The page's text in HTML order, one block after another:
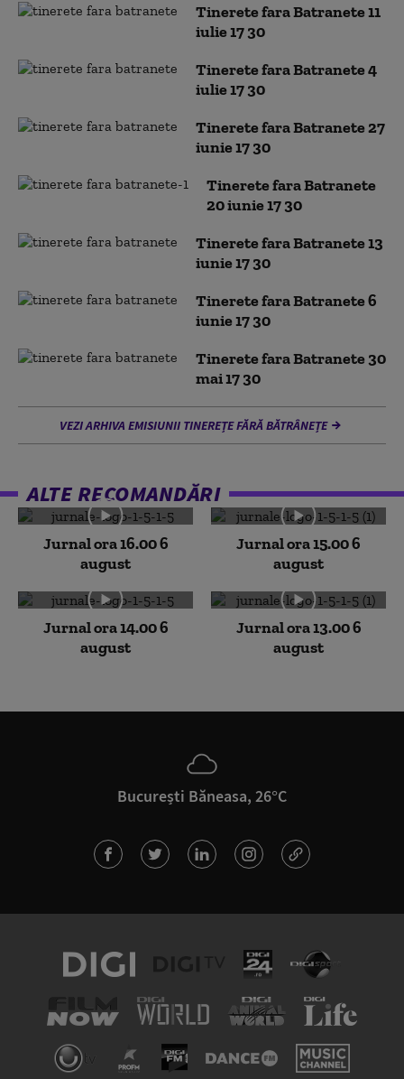
Tinerete fara Batranete 11
iulie 17 30
Tinerete fara Batranete 4
iulie 17 30
Tinerete fara Batranete 27
iunie 17 30
Tinerete fara Batranete
20 iunie 17 30
Tinerete fara Batranete 13
iunie 17 30
Tinerete fara Batranete 6
iunie 17 30
Tinerete fara Batranete 30
mai 17 30
VEZI ARHIVA EMISIUNII TINEREȚE FĂRĂ BĂTRÂNEȚE
ALTE RECOMANDĂRI
Jurnal ora 16.00 6
august
Jurnal ora 15.00 6
august
Jurnal ora 14.00 6
august
Jurnal ora 13.00 6
august
București Băneasa, 26°C